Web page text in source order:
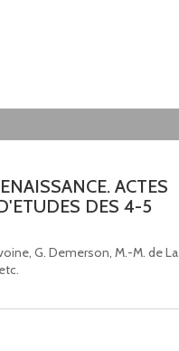
ACTES
DES 4-5
G. Demerson, M.-M. de La